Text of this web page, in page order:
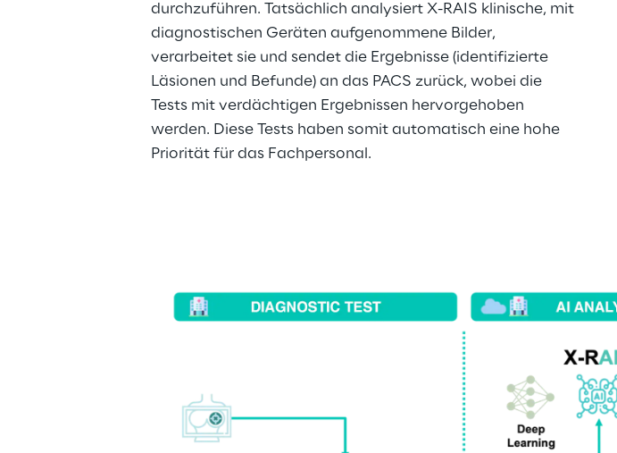
durchzuführen. Tatsächlich analysiert X-RAIS klinische, mit
diagnostischen Geräten aufgenommene Bilder,
verarbeitet sie und sendet die Ergebnisse (identifizierte
Läsionen und Befunde) an das PACS zurück, wobei die
Tests mit verdächtigen Ergebnissen hervorgehoben
werden. Diese Tests haben somit automatisch eine hohe
Priorität für das Fachpersonal.